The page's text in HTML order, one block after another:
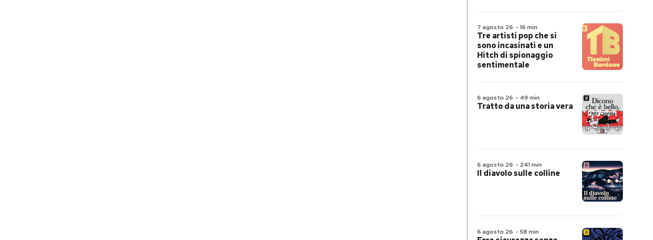
7 agosto 26 - 16 min
Tre artisti pop che si
sono incasinati e un
Hitch di spionaggio
sentimentale
6 agosto 26 - 49 min
Tratto da una storia vera
6 agosto 26 - 241 min
Il diavolo sulle colline
6 agosto 26 - 58 min